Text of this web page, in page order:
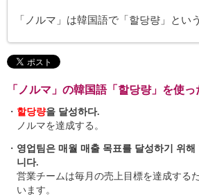
「ノルマ」は韓国語で「할당량」という
「ノルマ」の韓国語「할당량」を使っ
・ 할당량을 달성하다.
ノルマを達成する。
・ 영업팀은 매월 매출 목표를 달성하기 위해
니다.
営業チームは毎月の売上目標を達成する
います。